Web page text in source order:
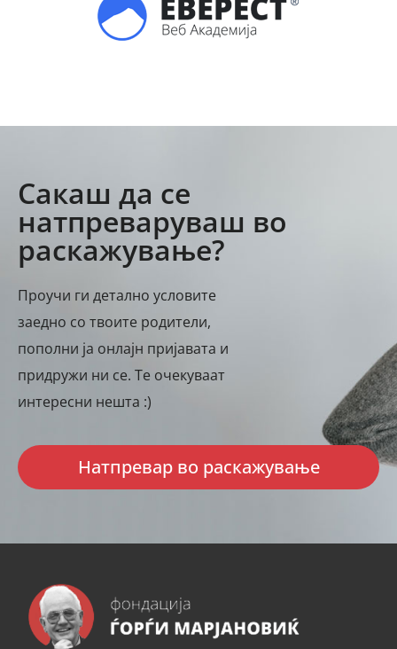
Сакаш да се
натпреваруваш во
раскажување?
Проучи ги детално условите
заедно со твоите родители,
пополни ја онлајн пријавата и
придружи ни се. Те очекуваат
интересни нешта :)
Натпревар во раскажување